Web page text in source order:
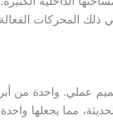
المحركات
واسعة وتصميم عملي.
مما يجعلها واحدة